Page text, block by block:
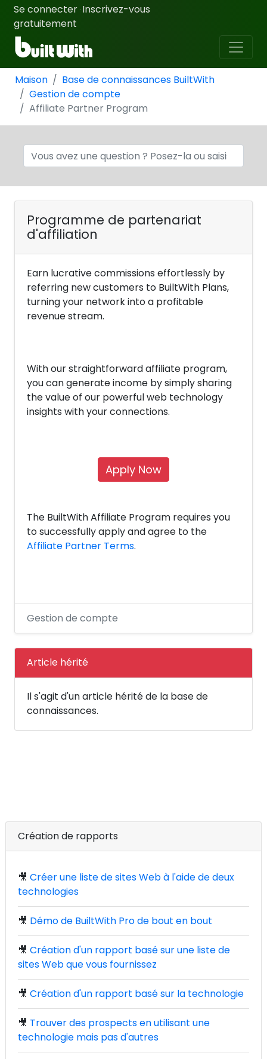
Se connecter · Inscrivez-vous
gratuitement
Maison
Base de connaissances BuiltWith
Gestion de compte
Affiliate Partner Program
Programme de partenariat
d'affiliation
Earn lucrative commissions effortlessly by
referring new customers to BuiltWith Plans,
turning your network into a profitable
revenue stream.
With our straightforward affiliate program,
you can generate income by simply sharing
the value of our powerful web technology
insights with your connections.
Apply Now
The BuiltWith Affiliate Program requires you
to successfully apply and agree to the
Affiliate Partner Terms.
Gestion de compte
Article hérité
Il s'agit d'un article hérité de la base de
connaissances.
Création de rapports
🎥 Créer une liste de sites Web à l'aide de deux
technologies
🎥 Démo de BuiltWith Pro de bout en bout
🎥 Création d'un rapport basé sur une liste de
sites Web que vous fournissez
🎥 Création d'un rapport basé sur la technologie
🎥 Trouver des prospects en utilisant une
technologie mais pas d'autres